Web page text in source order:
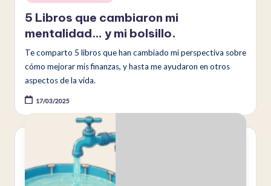
en
5 Libros que cambiaron mi
mentalidad… y mi bolsillo.
Te comparto 5 libros que han cambiado mi perspectiva sobre
cómo mejorar mis finanzas, y hasta me ayudaron en otros
aspectos de la vida.
17/03/2025